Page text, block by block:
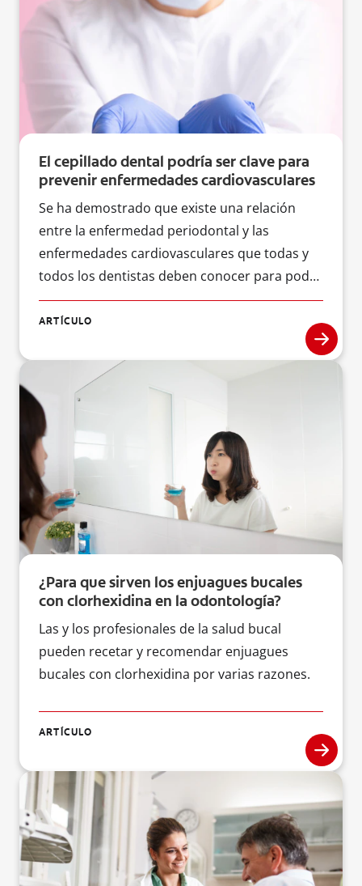
El cepillado dental podría ser clave para
prevenir enfermedades cardiovasculares
Se ha demostrado que existe una relación
entre la enfermedad periodontal y las
enfermedades cardiovasculares que todas y
todos los dentistas deben conocer para poder
enseñarles a sus pacientes a mejorar su salud
general.
ARTÍCULO
¿Para que sirven los enjuagues bucales
con clorhexidina en la odontología?
Las y los profesionales de la salud bucal
pueden recetar y recomendar enjuagues
bucales con clorhexidina por varias razones.
ARTÍCULO